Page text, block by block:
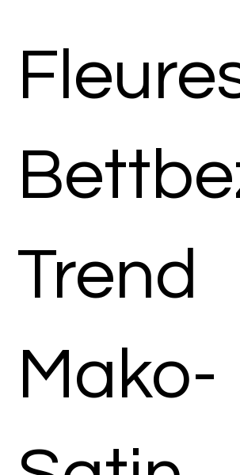
Trend
Mako-